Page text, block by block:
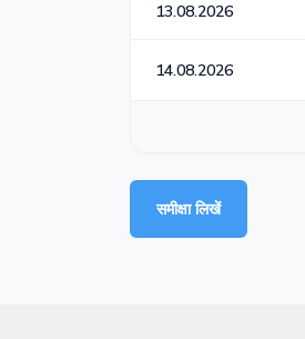
13.08.2026
14.08.2026
समीक्षा लिखें